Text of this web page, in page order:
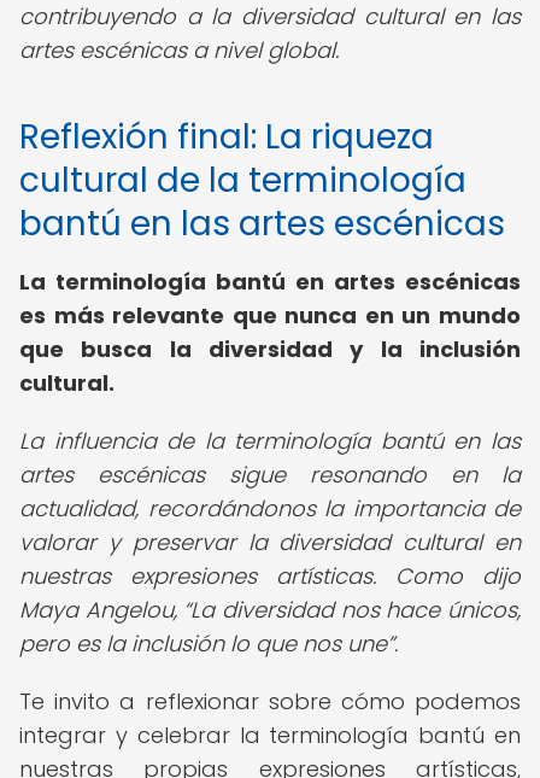
contribuyendo a la diversidad cultural en las
artes escénicas a nivel global.
Reflexión final: La riqueza
cultural de la terminología
bantú en las artes escénicas
La terminología bantú en artes escénicas
es más relevante que nunca en un mundo
que busca la diversidad y la inclusión
cultural.
La influencia de la terminología bantú en las
artes escénicas sigue resonando en la
actualidad, recordándonos la importancia de
valorar y preservar la diversidad cultural en
nuestras expresiones artísticas. Como dijo
Maya Angelou, La diversidad nos hace únicos,
pero es la inclusión lo que nos une .
Te invito a reflexionar sobre cómo podemos
integrar y celebrar la terminología bantú en
nuestras propias expresiones artísticas,